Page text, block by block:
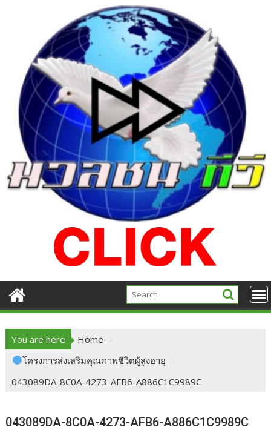
You are here
Home
โครงการส่งเสริมคุณภาพชีวิตผู้สูงอายุ
043089DA-8C0A-4273-AFB6-A886C1C9989C
043089DA-8C0A-4273-AFB6-A886C1C9989C